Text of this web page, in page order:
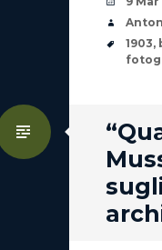
Tags
1903,
Standard